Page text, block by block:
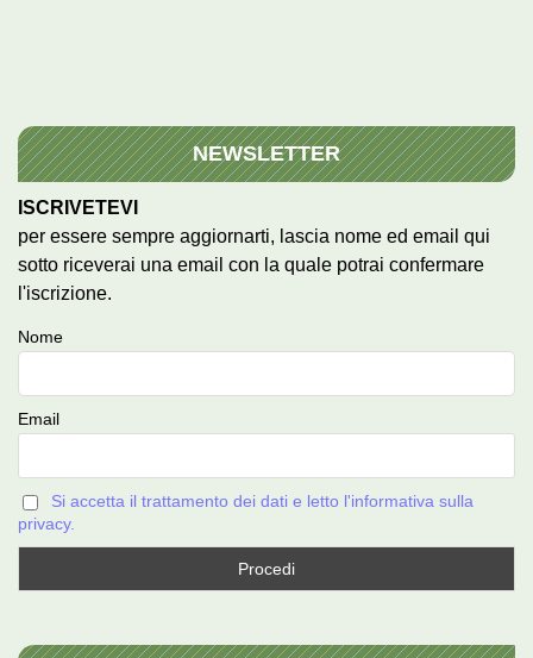
NEWSLETTER
ISCRIVETEVI
per essere sempre aggiornarti, lascia nome ed email qui
sotto riceverai una email con la quale potrai confermare
l'iscrizione.
Nome
Email
Si accetta il trattamento dei dati e letto l'informativa sulla
privacy.